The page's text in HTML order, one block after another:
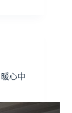
心中